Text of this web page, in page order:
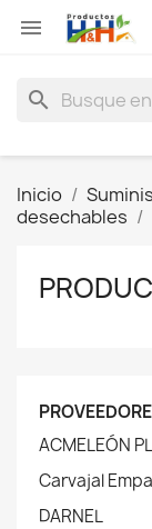

search
Inicio
desechables
ACMELEÓN
Carvajal
DARNEL